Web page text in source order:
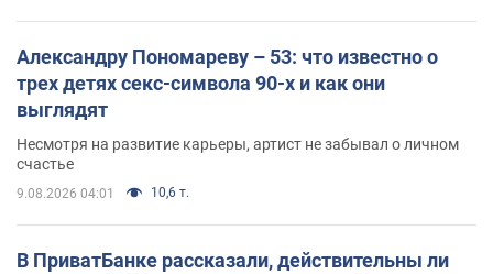
Александру Пономареву – 53: что известно о
трех детях секс-символа 90-х и как они
выглядят
Несмотря на развитие карьеры, артист не забывал о личном
счастье
9.08.2026 04:01 10,6 т.
В ПриватБанке рассказали, действительны ли